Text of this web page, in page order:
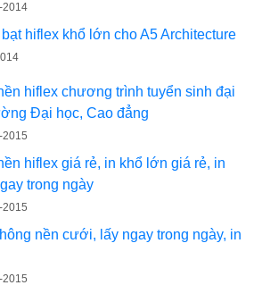
2014
hiflex khổ lớn cho A5 Architecture
hiflex chương trình tuyển sinh đại
Đại học, Cao đẳng
2015
hiflex giá rẻ, in khổ lớn giá rẻ, in
trong ngày
2015
nền cưới, lấy ngay trong ngày, in
2015